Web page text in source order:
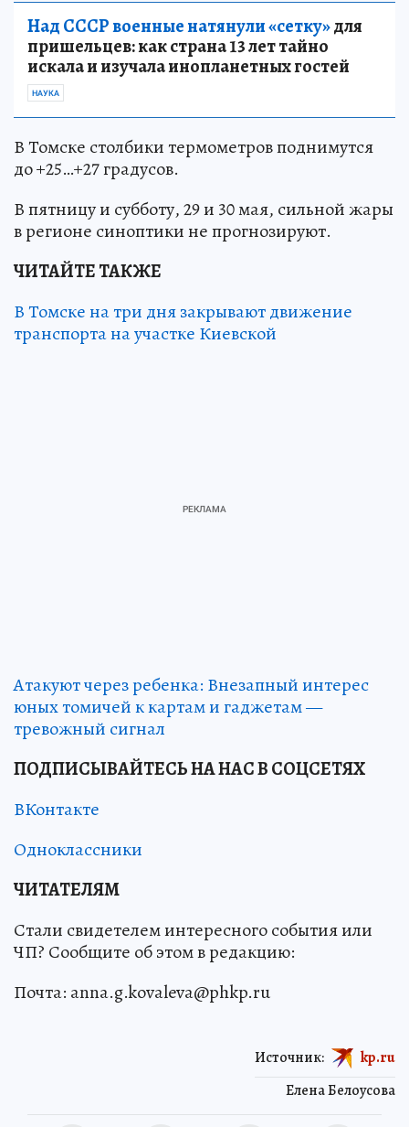
Над СССР военные натянули «сетку»для
пришельцев: как страна 13 лет тайно
искала и изучала инопланетных гостей
НАУКА
В Томске столбики термометров поднимутся
до +25…+27 градусов.
В пятницу и субботу, 29 и 30 мая, сильной жары
в регионе синоптики не прогнозируют.
ЧИТАЙТЕ ТАКЖЕ
В Томске на три дня закрывают движение
транспорта на участке Киевской
Атакуют через ребенка: Внезапный интерес
юных томичей к картам и гаджетам —
тревожный сигнал
ПОДПИСЫВАЙТЕСЬ НА НАС В СОЦСЕТЯХ
ВКонтакте
Одноклассники
ЧИТАТЕЛЯМ
Стали свидетелем интересного события или
ЧП? Сообщите об этом в редакцию:
Почта: anna.g.kovaleva@phkp.ru
Елена Белоусова
Источник: kp.ru